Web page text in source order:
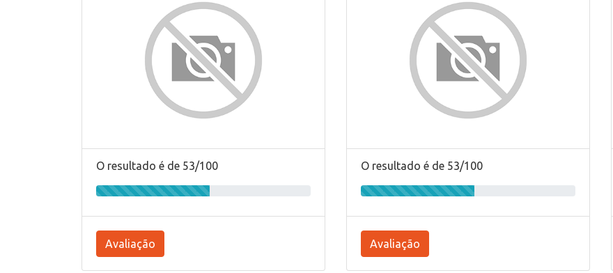
O resultado é de 53/100
Avaliação
O resultado é de 53/100
Avaliação